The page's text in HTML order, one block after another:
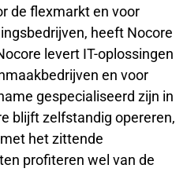
de flexmarkt en voor
heeft Nocore
levert IT-oplossingen
en voor
gespecialiseerd zijn in
blijft zelfstandig opereren,
het zittende
profiteren wel van de